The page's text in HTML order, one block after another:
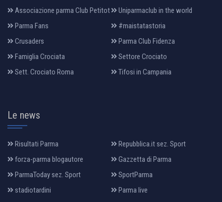
Associazione parma Club Petitot
Uniparmaclub in the world
Parma Fans
#maistatastoria
Crusaders
Parma Club Fidenza
Famiglia Crociata
Settore Crociato
Sett. Crociato Roma
Tifosi in Campania
Le news
Risultati Parma
Repubblica.it sez. Sport
forza-parma blogautore
Gazzetta di Parma
ParmaToday sez. Sport
SportParma
stadiotardini
Parma live